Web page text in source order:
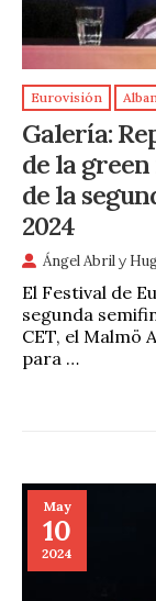
Eurovisión
Galería:
de la
de la
2024
Ángel Abrily
El Festival de
segunda
CET, el Malmö
para …
May
10
2024